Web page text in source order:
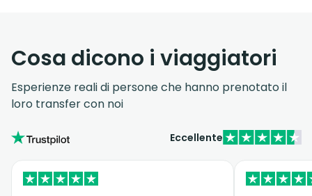
Cosa dicono i viaggiatori
Esperienze reali di persone che hanno prenotato il
loro transfer con noi
Eccellente